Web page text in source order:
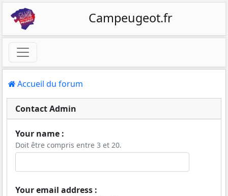
Campeugeot.fr
Accueil du forum
Contact Admin
Your name :
Doit être compris entre 3 et 20.
Your email address :